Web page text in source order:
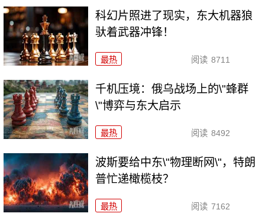
科幻片照进了现实，东大机器狼
驮着武器冲锋！
最热 阅读 8711
千机压境：俄乌战场上的\"蜂群
\"博弈与东大启示
最热 阅读 8492
波斯要给中东\"物理断网\"，特朗
普忙递橄榄枝？
最热 阅读 7162